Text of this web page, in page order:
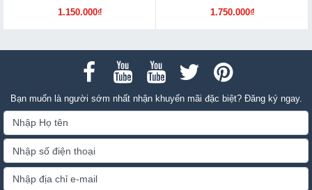
1.150.000₫
1.750.000₫
Bạn muốn là người sớm nhất nhận khuyến mãi đặc biệt? Đăng ký ngay.